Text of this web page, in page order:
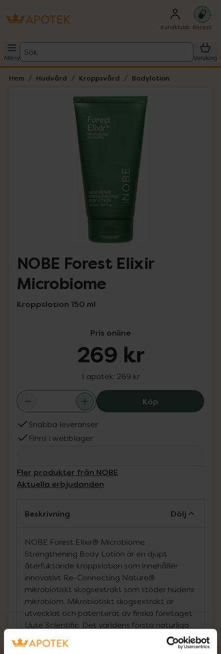
Kundklubb Recept
Meny
Sök
Varukorg
Hem Hudvård Kroppsvård Bodylotion
Lista: . Innehåller 1 objekt.
Hoppa över Lista
NOBE Forest Elixir
Microbiome
Kroppslotion 150 ml
Pris online
269 kr
I apotek: 269 kr
KöpNOBE Forest
Snabba leveranser
Finns i webblager
Fler produkter från NOBE
Aktuella erbjudanden
Beskrivning Dölj
NOBE Forest Elixir® Microbiome
Strengthening Body Lotion är en djupt
återfuktande kroppslotion som innehåller
innovativt Re-Connecting Nature®
mikrobiotiskt skogsextrakt som stöder hudens
mikrobiom. Mikrobiotiskt skogsextrakt är
utvecklat och patenterat av finska företaget
Uute Scientific. Det världens första naturliga
ingrediens som motsvarar skogens varierade
och rika biologiska mångfald. Extraktet är